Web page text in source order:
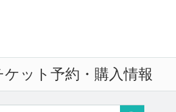
ット予約・購入情報